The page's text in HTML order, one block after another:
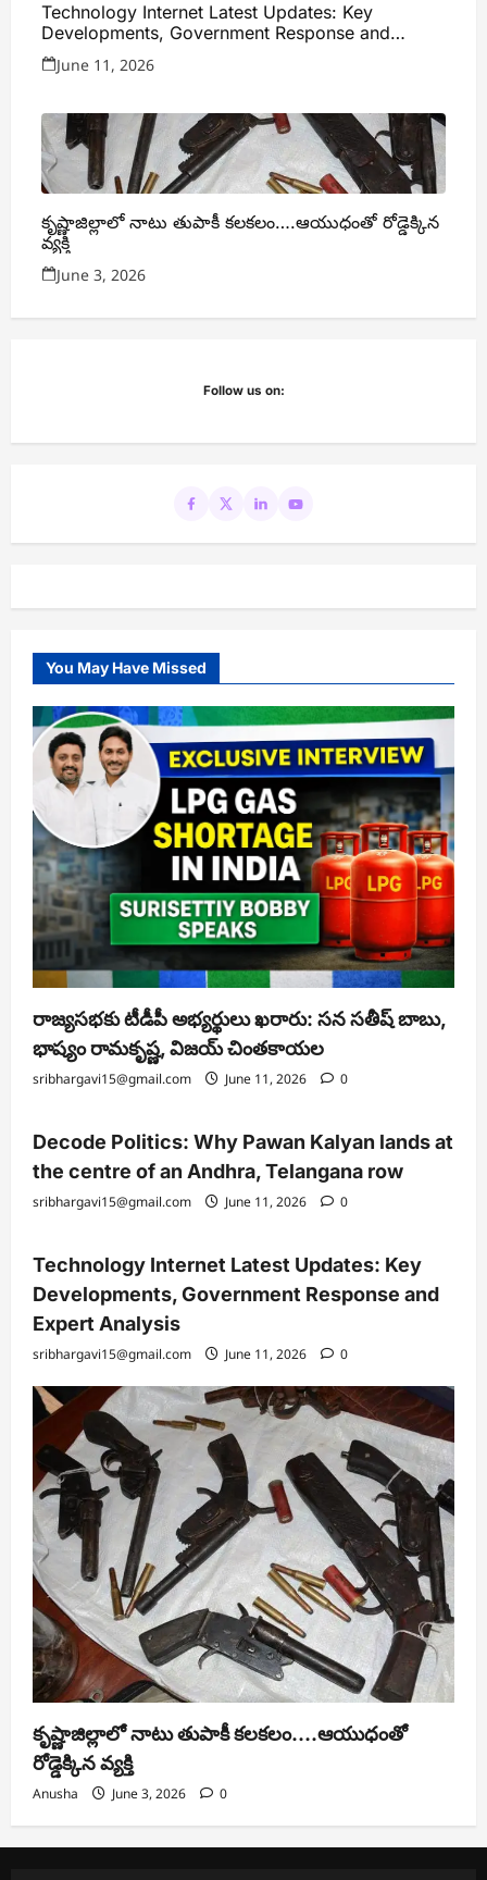
Technology Internet Latest Updates: Key
Developments, Government Response and
Expert Analysis
June 11, 2026
కృష్ణాజిల్లాలో నాటు తుపాకీ కలకలం….ఆయుధంతో రోడ్డెక్కిన
వ్యక్తి
June 3, 2026
Follow us on:
You May Have Missed
రాజ్యసభకు టీడీపీ అభ్యర్థులు ఖరారు: సన సతీష్ బాబు,
భాష్యం రామకృష్ణ, విజయ్ చింతకాయల
sribhargavi15@gmail.com June 11, 2026 0
Decode Politics: Why Pawan Kalyan lands at
the centre of an Andhra, Telangana row
sribhargavi15@gmail.com June 11, 2026 0
Technology Internet Latest Updates: Key
Developments, Government Response and
Expert Analysis
sribhargavi15@gmail.com June 11, 2026 0
కృష్ణాజిల్లాలో నాటు తుపాకీ కలకలం….ఆయుధంతో
రోడ్డెక్కిన వ్యక్తి
Anusha June 3, 2026 0